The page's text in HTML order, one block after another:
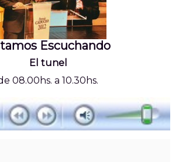
Escuchando
El tunel
08.00hs. a 10.30hs.